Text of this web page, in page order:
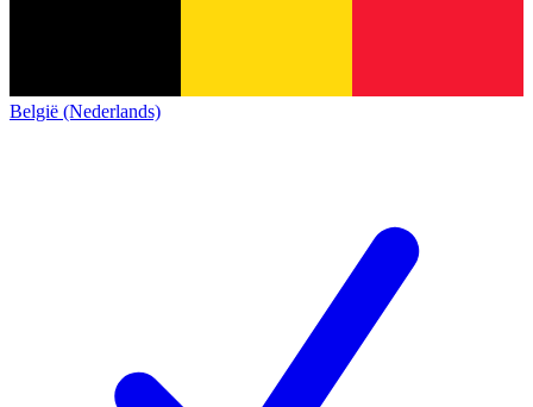
België (Nederlands)